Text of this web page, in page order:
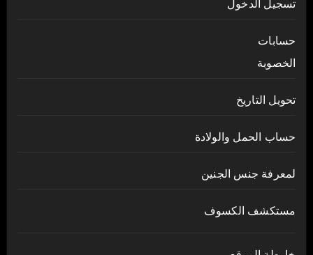
تسجيل الدخول
حسابات
الخصوبة
تحويل التاريخ
حساب الحمل والولادة
لمعرفة جنس الجنين
مستكشف الكسوف